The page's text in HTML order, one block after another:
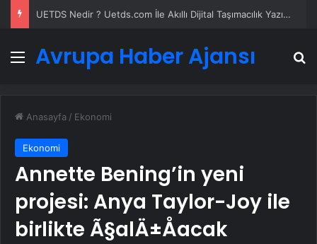
UETDS Nedir ? Uetds.com İle Akıllı Dijital Taşımacılık Yazılımı
Menü
Avrupa Haber Ajansı
Anasayfa / Ekonomi
Ekonomi
Annette Bening’in yeni
projesi: Anya Taylor-Joy ile
birlikte Ã§alÄ±Åacak